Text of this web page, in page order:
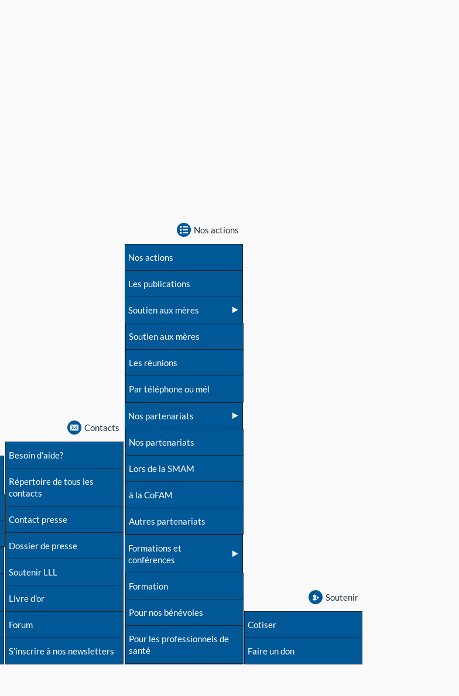
Contacts
Besoin d'aide?
Répertoire de tous les
contacts
Contact presse
Dossier de presse
Soutenir LLL
Livre d'or
Forum
S'inscrire à nos newsletters
Nos actions
Nos actions
Les publications
Soutien aux mères
Soutien aux mères
Les réunions
Par téléphone ou mél
Nos partenariats
Nos partenariats
Lors de la SMAM
à la CoFAM
Autres partenariats
Formations et
conférences
Formation
Pour nos bénévoles
Pour les professionnels de
santé
Soutenir
Cotiser
Faire un don